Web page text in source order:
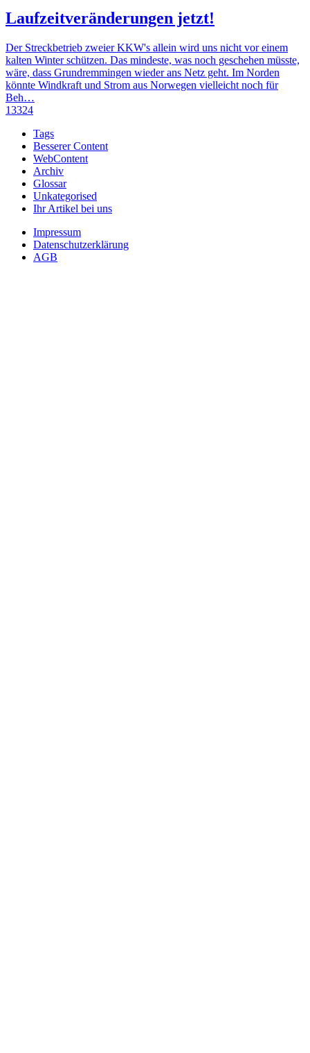
Laufzeitveränderungen jetzt!
Der Streckbetrieb zweier KKW's allein wird uns nicht vor einem
kalten Winter schützen. Das mindeste, was noch geschehen müsste,
wäre, dass Grundremmingen wieder ans Netz geht. Im Norden
könnte Windkraft und Strom aus Norwegen vielleicht noch für
Beh…
13324
Tags
Besserer Content
WebContent
Archiv
Glossar
Unkategorised
Ihr Artikel bei uns
Impressum
Datenschutzerklärung
AGB